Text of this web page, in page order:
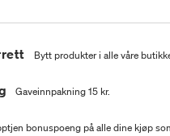
Bytt produkter i alle våre
Gaveinnpakning 15 kr.
bonuspoeng på alle dine kjøp